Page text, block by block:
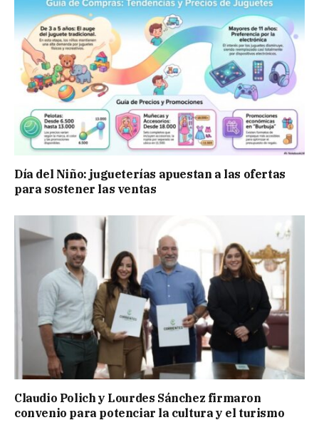
Día del Niño: jugueterías apuestan a las ofertas
para sostener las ventas
Claudio Polich y Lourdes Sánchez firmaron
convenio para potenciar la cultura y el turismo